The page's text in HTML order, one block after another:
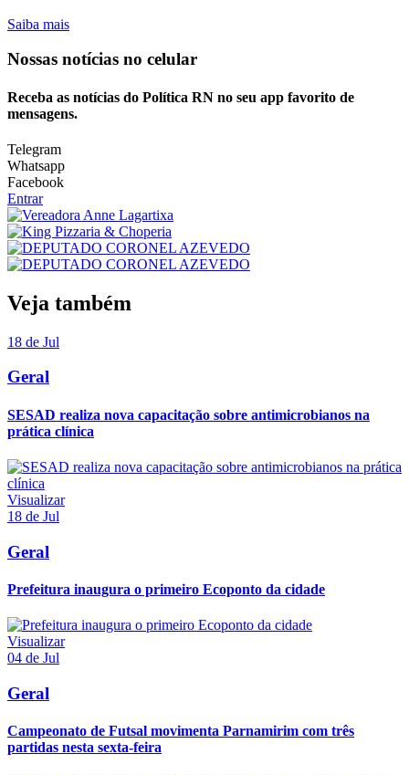
Saiba mais
Nossas notícias no celular
Receba as notícias do Política RN no seu app favorito de
mensagens.
Telegram
Whatsapp
Facebook
Entrar
Veja também
18 de Jul
Geral
SESAD realiza nova capacitação sobre antimicrobianos na
prática clínica
Visualizar
18 de Jul
Geral
Prefeitura inaugura o primeiro Ecoponto da cidade
Visualizar
04 de Jul
Geral
Campeonato de Futsal movimenta Parnamirim com três
partidas nesta sexta-feira